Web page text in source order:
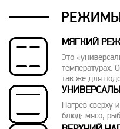
МЯГКИЙ
Это
температурах.
так же для
Нагрев сверху
блюд: мясо,